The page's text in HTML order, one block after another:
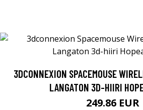
3DCONNEXION SPACEMOUSE
LANGATON 3D-HIIRI
249.86 EUR